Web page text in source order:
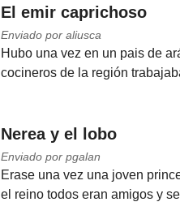
El emir caprichoso
Enviado por aliusca
Hubo una vez en un pais de
cocineros de la región
Nerea y el lobo
Enviado por pgalan
Erase una vez una joven
el reino todos eran amigos y